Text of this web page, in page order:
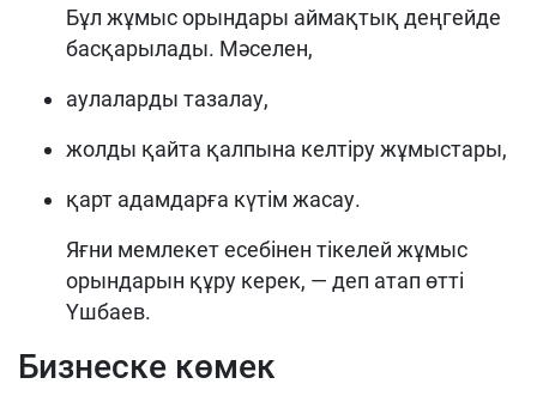
Бұл жұмыс орындары аймақтық деңгейде
басқарылады. Мәселен,
аулаларды тазалау,
жолды қайта қалпына келтіру жұмыстары,
қарт адамдарға күтім жасау.
Яғни мемлекет есебінен тікелей жұмыс
орындарын құру керек, — деп атап өтті
Үшбаев.
Бизнеске көмек